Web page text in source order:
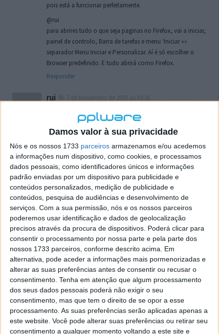
Damos valor à sua privacidade
Nós e os nossos 1733 parceiros armazenamos e/ou acedemos
a informações num dispositivo, como cookies, e processamos
dados pessoais, como identificadores únicos e informações
padrão enviadas por um dispositivo para publicidade e
conteúdos personalizados, medição de publicidade e
conteúdos, pesquisa de audiências e desenvolvimento de
serviços. Com a sua permissão, nós e os nossos parceiros
poderemos usar identificação e dados de geolocalização
precisos através da procura de dispositivos. Poderá clicar para
consentir o processamento por nossa parte e pela parte dos
nossos 1733 parceiros, conforme descrito acima. Em
alternativa, pode aceder a informações mais pormenorizadas e
alterar as suas preferências antes de consentir ou recusar o
consentimento. Tenha em atenção que algum processamento
dos seus dados pessoais poderá não exigir o seu
consentimento, mas que tem o direito de se opor a esse
processamento. As suas preferências serão aplicadas apenas a
este website. Você pode alterar suas preferências ou retirar seu
consentimento a qualquer momento voltando a este site e
pois está a funcionar perfeitamente.
@rui
para abrires tudo o que seja paginas no Firefox, vai a iniciar,
painel de controlo, Barra de tarefas e menu ‘Iniciar »»
separador Menu Iniciar e Personalizar. Aí é só escolher o
Browser predefinido. E tudo abrirá como Firefox.
Responder
rui
localizaçao referida n se encontra la nada k me permita por
o firefox como browser predefenido
Ja percorri o painel
tentei apagar o explorer na tentativa de forçar o uso do
firefox mas em vao. Kaso te lembres de outra dica fico
agradecido, caso contrario obrigado a mesma
Responder
Vítor M.
7 de Novembro de 2005 às 01:39
@Reporter
Desculpa mas o link funciona. Seja como for segue por mail
o MSn Messenger 8.
Responder
Vítor M.
@Rui
Tens de encontrar o que te falei. Faz da seguinte maneira,
janela iniciar e no topo dessa janela com o botão direito do
rato faz propriedades. Depois no separador Menu ‘Iniciar’
clica no botão ‘Personalizar’ aí encontrarás no separador